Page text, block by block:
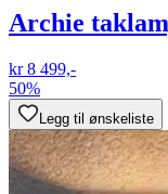
Archie
kr 8 499,-
50%
Legg til ønskeliste